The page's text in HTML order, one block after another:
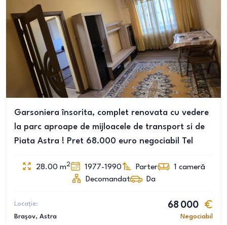
Garsoniera însorita, complet renovata cu vedere
la parc aproape de mijloacele de transport si de
Piata Astra ! Pret 68.000 euro negociabil Tel
28.00 m2 1977-1990 Parter 1 cameră
Decomandat
Da
Locație:
Brașov, Astra
68 000
Negociabil